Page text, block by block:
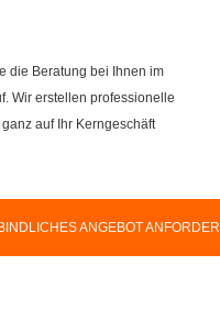
die Beratung bei Ihnen im
Wir erstellen professionelle
auf Ihr Kerngeschäft
ANGEBOT